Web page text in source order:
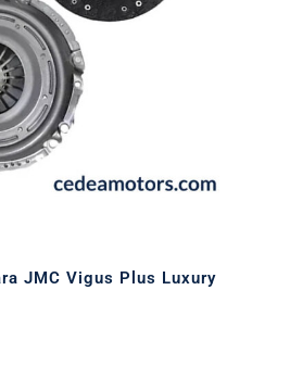
JMC Vigus Plus Luxury